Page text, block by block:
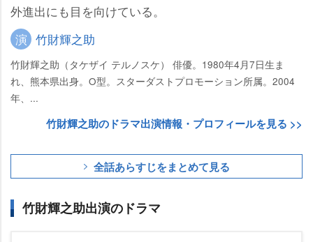
外進出にも目を向けている。
演 竹財輝之助
竹財輝之助（タケザイ テルノスケ） 俳優。1980年4月7日生ま
れ、熊本県出身。O型。スターダストプロモーション所属。2004
年、...
竹財輝之助のドラマ出演情報・プロフィールを見る >>
全話あらすじをまとめて見る
竹財輝之助出演のドラマ